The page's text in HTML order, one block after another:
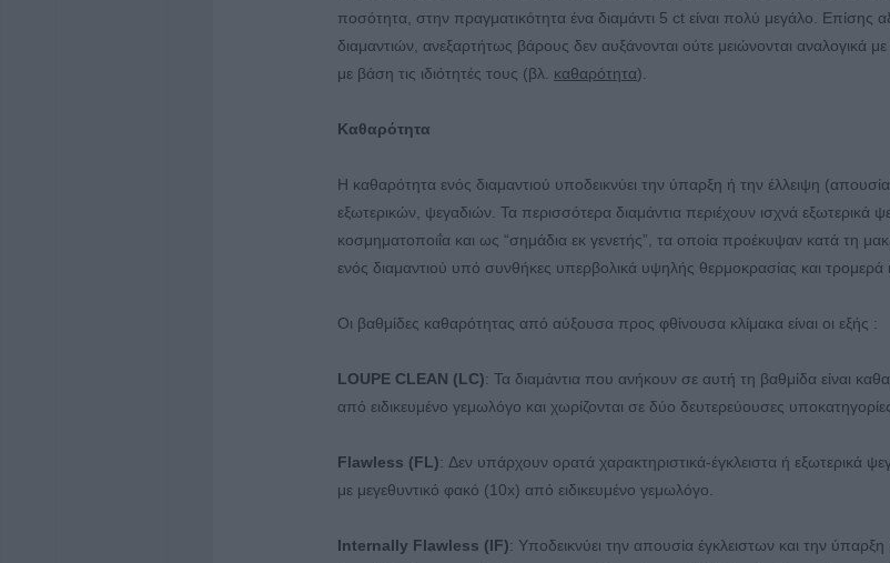
ποσότητα, στην πραγματικότητα ένα διαμάντι 5 ct είναι πολύ μεγάλο. Επίσης
διαμαντιών, ανεξαρτήτως βάρους δεν αυξάνονται ούτε μειώνονται αναλογικά
με βάση τις ιδιότητές τους (βλ. καθαρότητα).
Καθαρότητα
Η καθαρότητα ενός διαμαντιού υποδεικνύει την ύπαρξη ή την έλλειψη
εξωτερικών, ψεγαδιών. Τα περισσότερα διαμάντια περιέχουν ισχνά εξωτερικά
κοσμηματοποιΐα και ως “σημάδια εκ γενετής”, τα οποία προέκυψαν κατά τη
ενός διαμαντιού υπό συνθήκες υπερβολικά υψηλής θερμοκρασίας και
Οι βαθμίδες καθαρότητας από αύξουσα προς φθίνουσα κλίμακα είναι οι εξής :
LOUPE CLEAN (LC): Τα διαμάντια που ανήκουν σε αυτή τη βαθμίδα είναι
από ειδικευμένο γεμωλόγο και χωρίζονται σε δύο δευτερεύουσες
Flawless (FL): Δεν υπάρχουν ορατά χαρακτηριστικά-έγκλειστα ή εξωτερικά
με μεγεθυντικό φακό (10x) από ειδικευμένο γεμωλόγο.
Internally Flawless (IF): Υποδεικνύει την απουσία έγκλειστων και την